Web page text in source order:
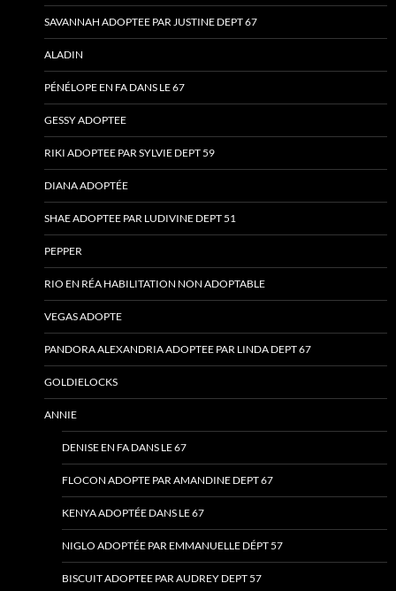
SAVANNAH ADOPTEE PAR JUSTINE DEPT 67
ALADIN
PÉNÉLOPE EN FA DANS LE 67
GESSY ADOPTEE
RIKI ADOPTEE PAR SYLVIE DEPT 59
DIANA ADOPTÉE
SHAE ADOPTEE PAR LUDIVINE DEPT 51
PEPPER
RIO EN RÉA HABILITATION NON ADOPTABLE
VEGAS ADOPTE
PANDORA ALEXANDRIA ADOPTEE PAR LINDA DEPT 67
GOLDIELOCKS
ANNIE
DENISE EN FA DANS LE 67
FLOCON ADOPTE PAR AMANDINE DEPT 67
KENYA ADOPTÉE DANS LE 67
NIGLO ADOPTÉE PAR EMMANUELLE DÉPT 57
BISCUIT ADOPTEE PAR AUDREY DEPT 57